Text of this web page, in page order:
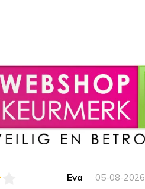
Eva 05-08-2026